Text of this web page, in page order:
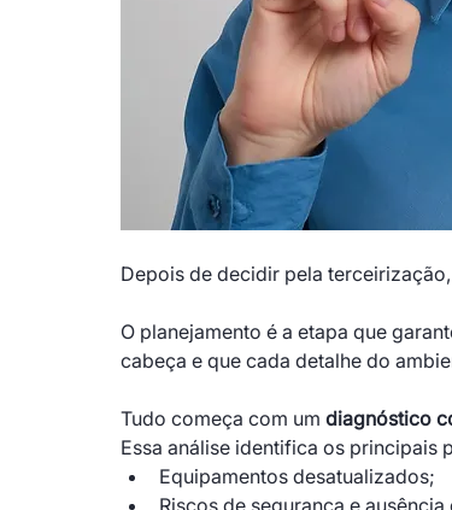
Depois de decidir pela
O planejamento é a etapa que
cabeça e que cada detalhe do
Tudo começa com um diagnóstico
Essa análise identifica os principais
Equipamentos desatualizados;